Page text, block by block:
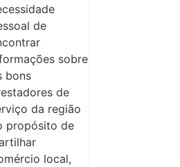
de
sobre
bons
de
da região
propósito de
local,